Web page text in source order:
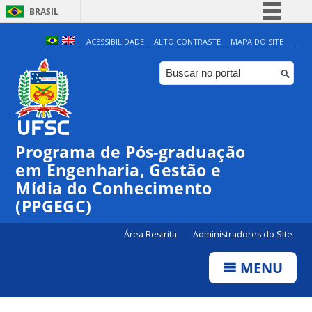
BRASIL
Simplifique!
Comunica BR
Participe
Canais
ACESSIBILIDADE ALTO CONTRASTE MAPA DO SITE
Programa de Pós-graduação
em Engenharia, Gestão e
Mídia do Conhecimento
(PPGEGC)
Área Restrita Administradores do Site
MENU